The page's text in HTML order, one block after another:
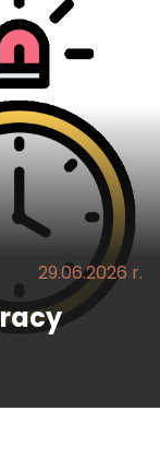
29.06.2026 r.